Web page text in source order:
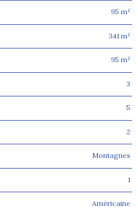
95 m²
341 m²
95 m²
3
5
2
Montagnes
1
Américaine